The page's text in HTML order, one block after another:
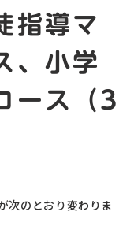
指導マ
、小学
ース（3
次のとおり変わりま